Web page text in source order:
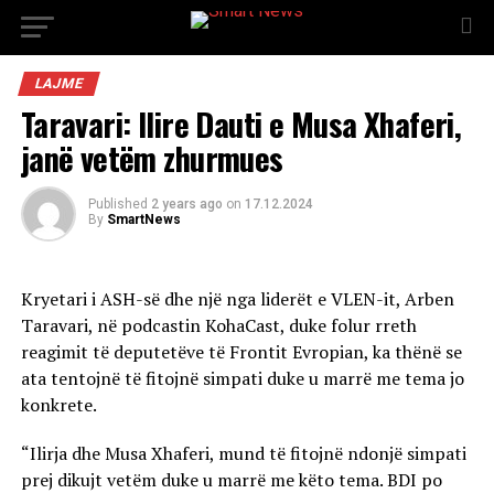
LAJME
Taravari: Ilire Dauti e Musa Xhaferi,
janë vetëm zhurmues
Published 2 years ago on 17.12.2024
By SmartNews
Kryetari i ASH-së dhe një nga liderët e VLEN-it, Arben
Taravari, në podcastin KohaCast, duke folur rreth
reagimit të deputetëve të Frontit Evropian, ka thënë se
ata tentojnë të fitojnë simpati duke u marrë me tema jo
konkrete.
“Ilirja dhe Musa Xhaferi, mund të fitojnë ndonjë simpati
prej dikujt vetëm duke u marrë me këto tema. BDI po